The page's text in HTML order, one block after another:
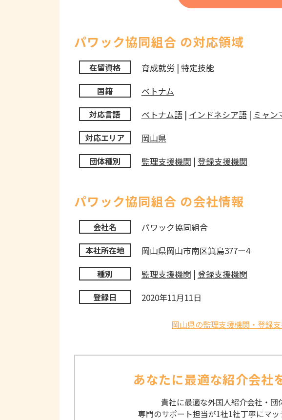
パワック協同組合 の対応領域
在留資格 育成就労| 特定技能
国籍 ベトナム
対応言語 ベトナム語| インドネシア語| ミャン
対応エリア 岡山県
団体種別 監理支援機関 | 登録支援機関
パワック協同組合 の会社情報
会社名 パワック協同組合
本社所在地 岡山県岡山市南区箕島377ー4
種別 監理支援機関 | 登録支援機関
登録日 2020年11月11日
岡山県の監理支援機関・登録
あなたに最適な紹介会社
貴社に最適な外国人紹介会社・団
専門のサポート担当が1社1社丁寧にマッ